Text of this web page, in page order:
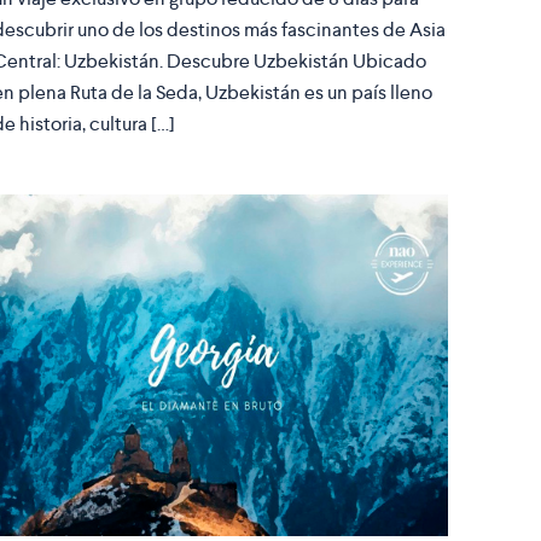
uno de los destinos más fascinantes de Asia
Uzbekistán. Descubre Uzbekistán Ubicado
plena Ruta de la Seda, Uzbekistán es un país lleno
historia, cultura […]